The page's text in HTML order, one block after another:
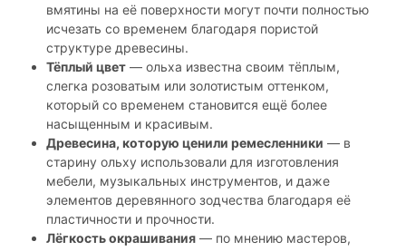
вмятины на её поверхности могут почти полностью
исчезать со временем благодаря пористой
структуре древесины.
Тёплый цвет— ольха известна своим тёплым,
слегка розоватым или золотистым оттенком,
который со временем становится ещё более
насыщенным и красивым.
Древесина, которую ценили ремесленники — в
старину ольху использовали для изготовления
мебели, музыкальных инструментов, и даже
элементов деревянного зодчества благодаря её
пластичности и прочности.
Лёгкость окрашивания— по мнению мастеров,